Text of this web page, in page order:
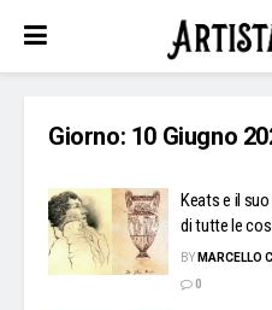
Giorno: 10 Giugno
Keats e il
di tutte le
BY MARCELLO
0